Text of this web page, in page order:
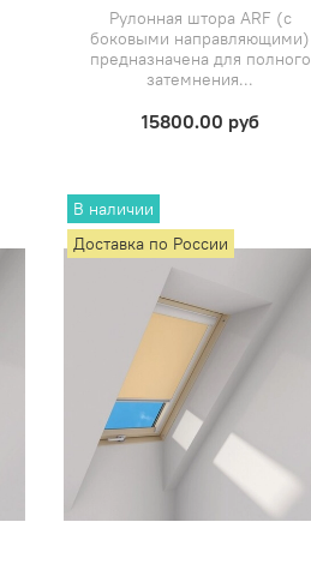
Рулонная штора ARF (с
боковыми направляющими)
предназначена для полного
затемнения...
15800.00 руб
В наличии
Доставка по России